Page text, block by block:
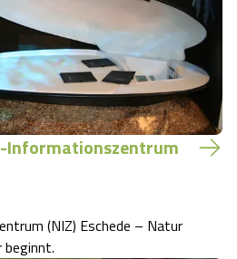
Informationszentrum
(NIZ) Eschede – Natur
beginnt.